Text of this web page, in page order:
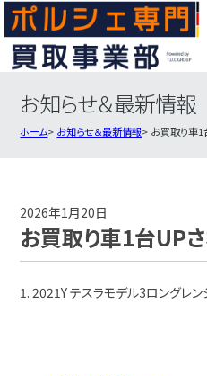
3ステップのカンタン査定
ポルシェ買取実績
お知らせ＆最新情報
ホーム お知らせ＆最新情報 お買取り車1
2026年1月20日
お買取り車1台UPさ
1. 2021Y テスラモデル3ロング